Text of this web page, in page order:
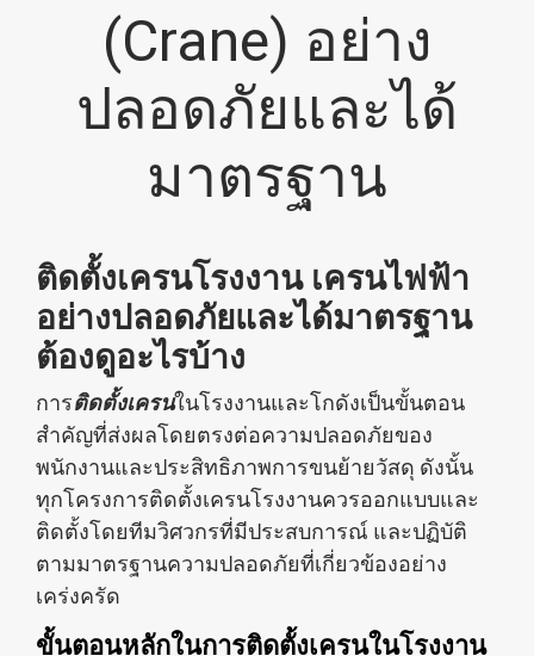
(Crane) อย่าง
ปลอดภัยและได้
มาตรฐาน
ติดตั้งเครนโรงงาน เครนไฟฟ้า
อย่างปลอดภัยและได้มาตรฐาน
ต้องดูอะไรบ้าง
การติดตั้งเครนในโรงงานและโกดังเป็นขั้นตอน
สำคัญที่ส่งผลโดยตรงต่อความปลอดภัยของ
พนักงานและประสิทธิภาพการขนย้ายวัสดุ ดังนั้น
ทุกโครงการติดตั้งเครนโรงงานควรออกแบบและ
ติดตั้งโดยทีมวิศวกรที่มีประสบการณ์ และปฏิบัติ
ตามมาตรฐานความปลอดภัยที่เกี่ยวข้องอย่าง
เคร่งครัด
ขั้นตอนหลักในการติดตั้งเครนในโรงงาน